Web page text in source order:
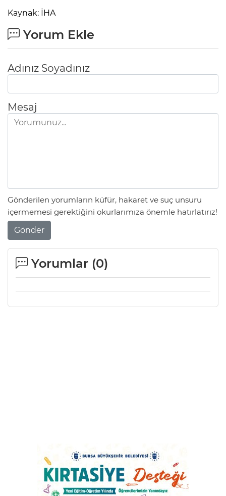
Kaynak: İHA
Yorum Ekle
Adınız Soyadınız
Mesaj
Gönderilen yorumların küfür, hakaret ve suç unsuru
içermemesi gerektiğini okurlarımıza önemle hatırlatırız!
Gönder
Yorumlar (0)